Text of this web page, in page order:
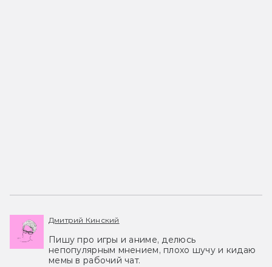
Дмитрий Кинский
Пишу про игры и аниме, делюсь
непопулярным мнением, плохо шучу и кидаю
мемы в рабочий чат.